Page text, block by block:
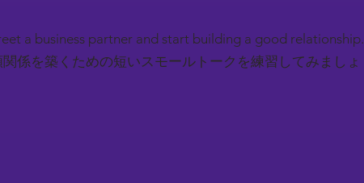
a business partner and start building a good relationship.
係を築くための短いスモールトークを練習してみましょ